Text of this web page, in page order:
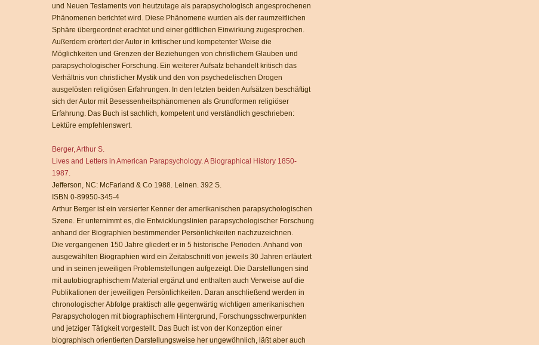
und Neuen Testaments von heutzutage als parapsychologisch angesprochenen
Phänomenen berichtet wird. Diese Phänomene wurden als der raumzeitlichen
Sphäre übergeordnet erachtet und einer göttlichen Einwirkung zugesprochen.
Außerdem erörtert der Autor in kritischer und kompetenter Weise die
Möglichkeiten und Grenzen der Beziehungen von christlichem Glauben und
parapsychologischer Forschung. Ein weiterer Aufsatz behandelt kritisch das
Verhältnis von christlicher Mystik und den von psychedelischen Drogen
ausgelösten religiösen Erfahrungen. In den letzten beiden Aufsätzen beschäftigt
sich der Autor mit Besessenheitsphänomenen als Grundformen religiöser
Erfahrung. Das Buch ist sachlich, kompetent und verständlich geschrieben:
Lektüre empfehlenswert.
Berger, Arthur S.
Lives and Letters in American Parapsychology. A Biographical History 1850-
1987.
Jefferson, NC: McFarland & Co 1988. Leinen. 392 S.
ISBN 0-89950-345-4
Arthur Berger ist ein versierter Kenner der amerikanischen parapsychologischen
Szene. Er unternimmt es, die Entwicklungslinien parapsychologischer Forschung
anhand der Biographien bestimmender Persönlichkeiten nachzuzeichnen.
Die vergangenen 150 Jahre gliedert er in 5 historische Perioden. Anhand von
ausgewählten Biographien wird ein Zeitabschnitt von jeweils 30 Jahren erläutert
und in seinen jeweiligen Problemstellungen aufgezeigt. Die Darstellungen sind
mit autobiographischem Material ergänzt und enthalten auch Verweise auf die
Publikationen der jeweiligen Persönlichkeiten. Daran anschließend werden in
chronologischer Abfolge praktisch alle gegenwärtig wichtigen amerikanischen
Parapsychologen mit biographischem Hintergrund, Forschungsschwerpunkten
und jetziger Tätigkeit vorgestellt. Das Buch ist von der Konzeption einer
biographisch orientierten Darstellungsweise her ungewöhnlich, läßt aber auch